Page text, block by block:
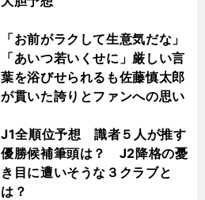
「お前がラクして生意気だな」
「あいつ若いくせに」厳しい言
葉を浴びせられるも佐藤慎太郎
が貫いた誇りとファンへの思い
J1全順位予想 識者５人が推す
優勝候補筆頭は？ J2降格の憂
き目に遭いそうな３クラブと
は？